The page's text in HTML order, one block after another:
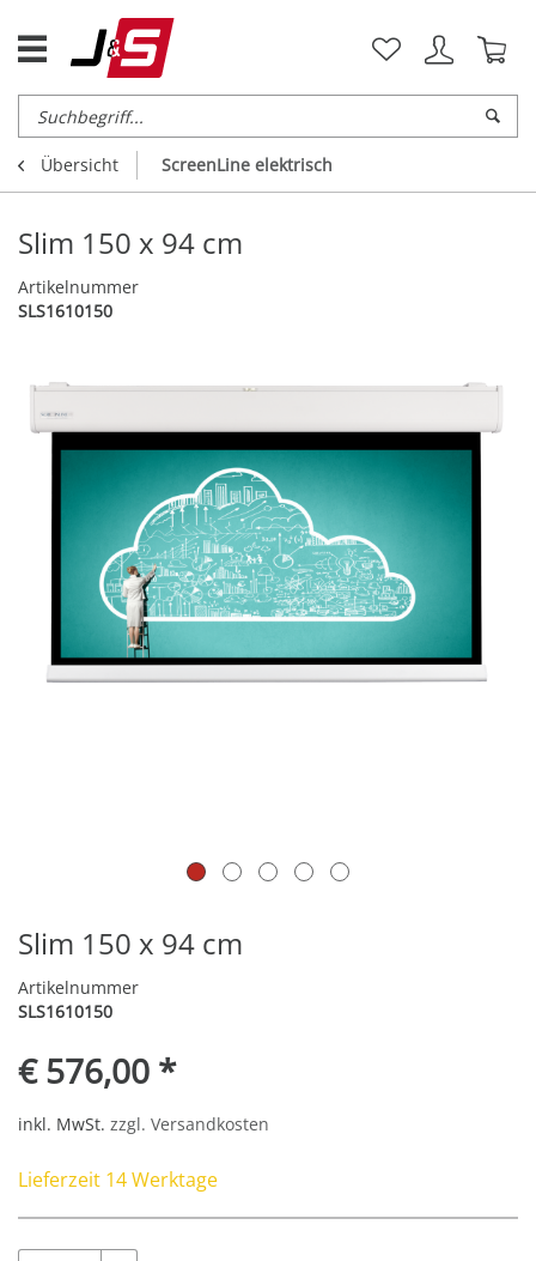
Übersicht ScreenLine elektrisch
Slim 150 x 94 cm
Artikelnummer
SLS1610150
Slim 150 x 94 cm
Artikelnummer
SLS1610150
€ 576,00 *
inkl. MwSt. zzgl. Versandkosten
Lieferzeit 14 Werktage